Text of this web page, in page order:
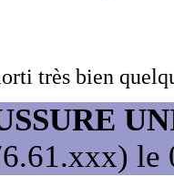
très bien
le